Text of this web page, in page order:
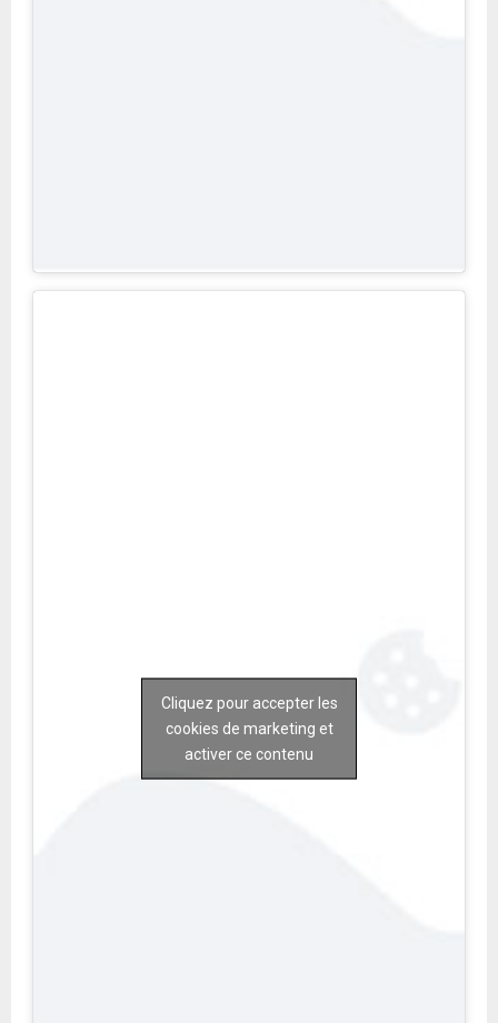
Cliquez pour accepter les
cookies de marketing et
activer ce contenu